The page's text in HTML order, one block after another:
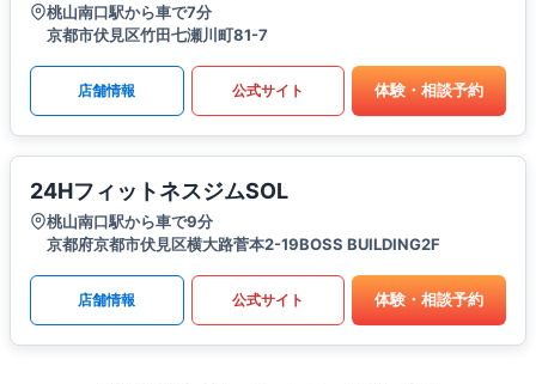
桃山南口駅から車で7分
京都市伏見区竹田七瀬川町81-7
店舗情報 公式サイト 体験・相談予約
24HフィットネスジムSOL
桃山南口駅から車で9分
京都府京都市伏見区横大路菅本2-19BOSS BUILDING2F
店舗情報 公式サイト 体験・相談予約